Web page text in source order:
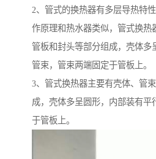
2、管式的换热器有多层导热特
作原理和热水器类似，管式换热
管板和封头等部分组成，壳体多
管束，管束两端固定于管板上。
3、管式换热器主要有壳体、管
成，壳体多呈圆形，内部装有平
于管板上。